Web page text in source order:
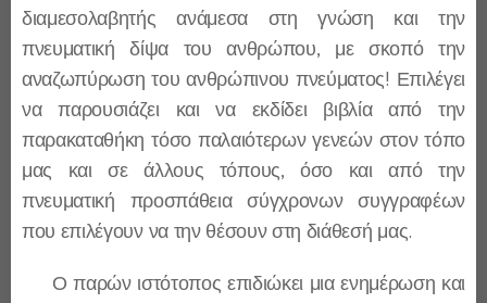
διαμεσολαβητής ανάμεσα στη γνώση και την
πνευματική δίψα του ανθρώπου, με σκοπό την
αναζωπύρωση του ανθρώπινου πνεύματος! Επιλέγει
να παρουσιάζει και να εκδίδει βιβλία από την
παρακαταθήκη τόσο παλαιότερων γενεών στον τόπο
μας και σε άλλους τόπους, όσο και από την
πνευματική προσπάθεια σύγχρονων συγγραφέων
που επιλέγουν να την θέσουν στη διάθεσή μας.
Ο παρών ιστότοπος επιδιώκει μια ενημέρωση και